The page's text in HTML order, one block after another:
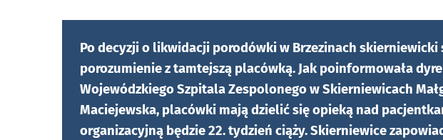
Po decyzji o likwidacji porodówki w Brzezinach skierniewicki
porozumienie z tamtejszą placówką. Jak poinformowała
Wojewódzkiego Szpitala Zespolonego w Skierniewicach
Maciejewska, placówki mają dzielić się opieką nad
organizacyjną będzie 22. tydzień ciąży. Skierniewice